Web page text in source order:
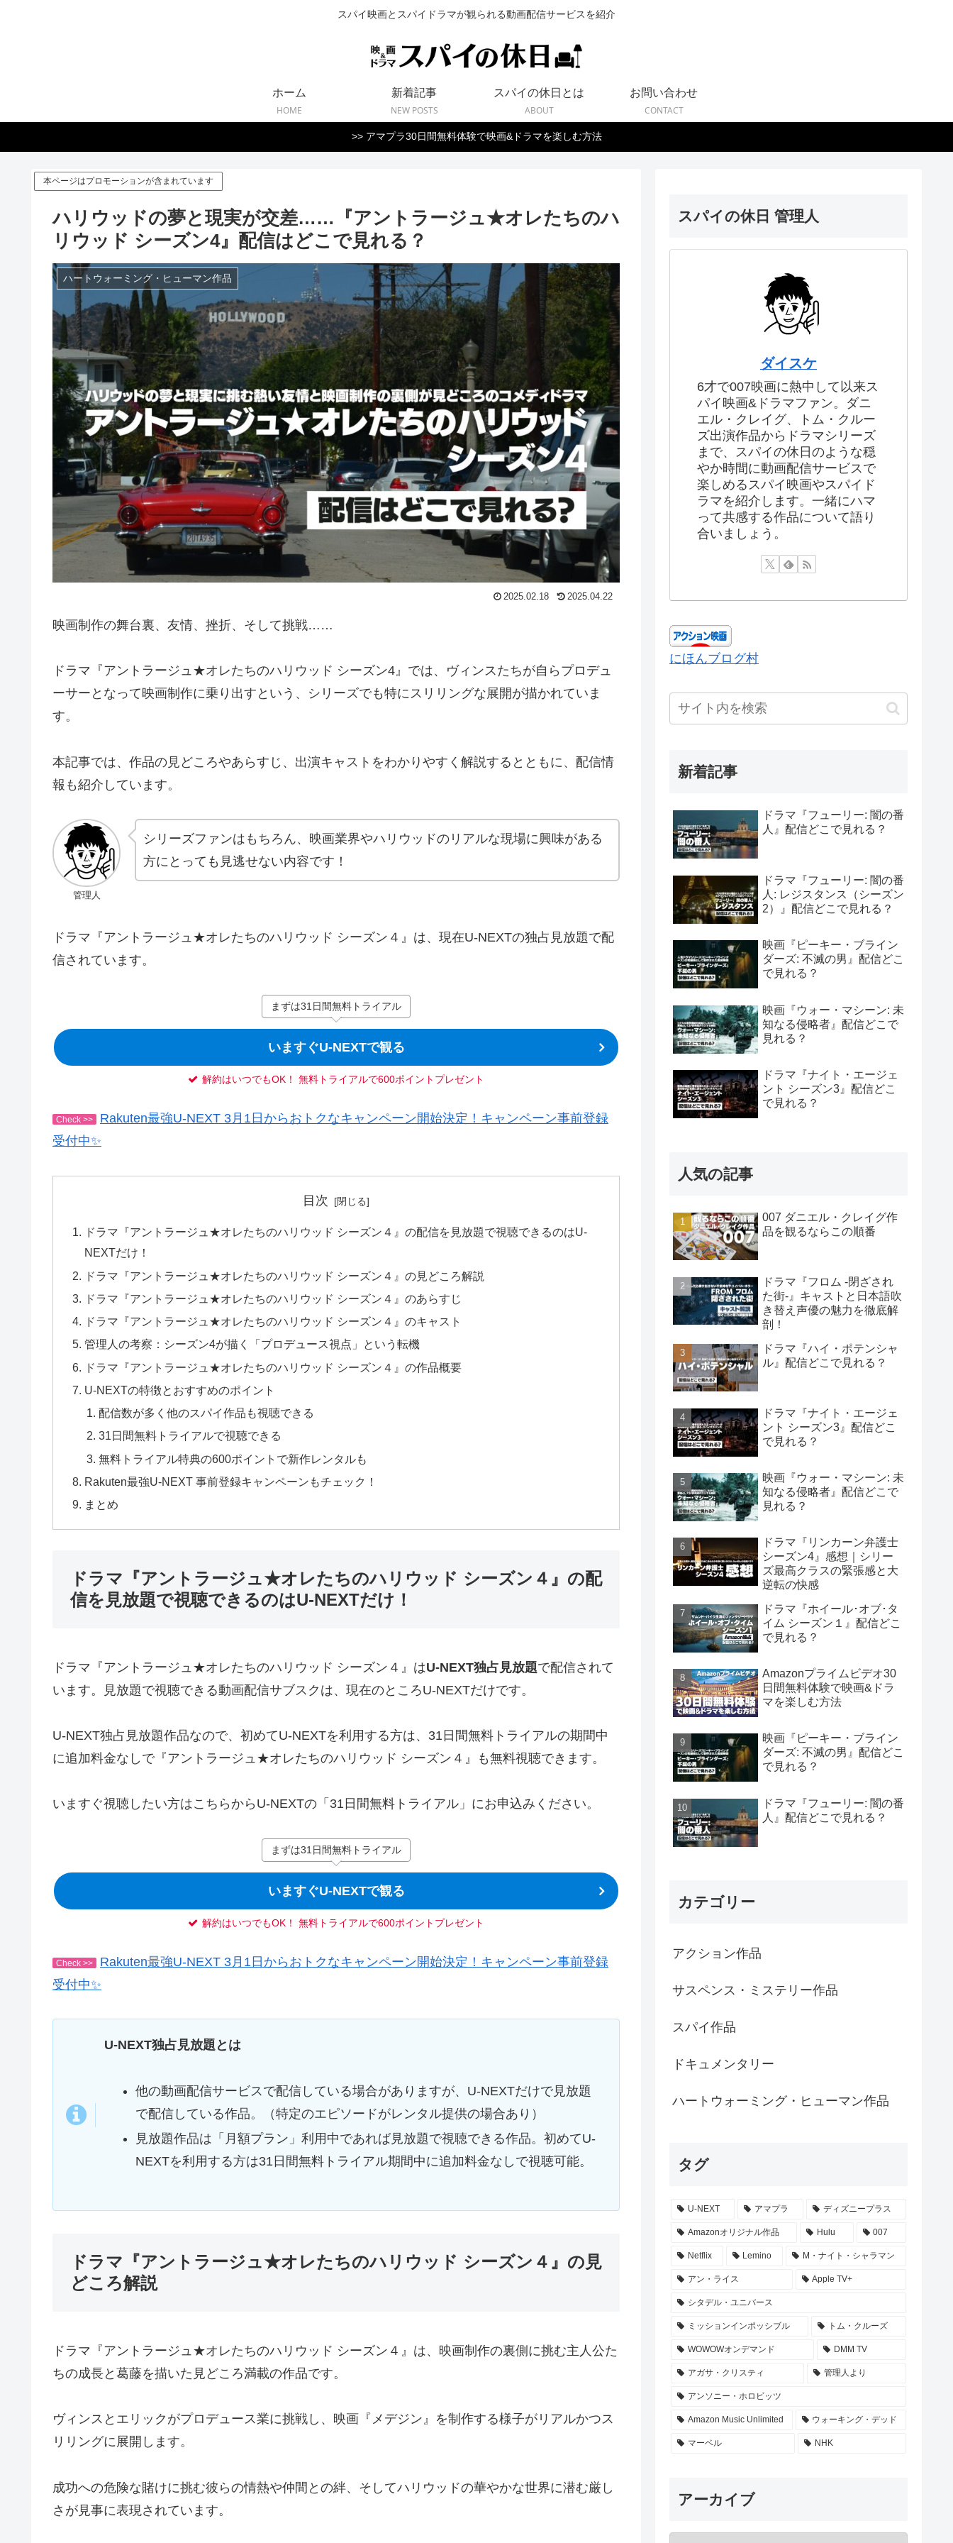
スパイ映画とスパイドラマが観られる動画配信サービスを紹介
ホーム
HOME
新着記事
NEW POSTS
スパイの休日とは
ABOUT
お問い合わせ
CONTACT
>> アマプラ30日間無料体験で映画&ドラマを楽しむ方法
本ページはプロモーションが含まれています
ハリウッドの夢と現実が交差……『アントラージュ★オレたちのハ
リウッド シーズン4』配信はどこで見れる？
ハートウォーミング・ヒューマン作品
2025.02.18 2025.04.22
映画制作の舞台裏、友情、挫折、そして挑戦……
ドラマ『アントラージュ★オレたちのハリウッド シーズン4』では、ヴィンスたちが自らプロデュ
ーサーとなって映画制作に乗り出すという、シリーズでも特にスリリングな展開が描かれていま
す。
本記事では、作品の見どころやあらすじ、出演キャストをわかりやすく解説するとともに、配信情
報も紹介しています。
管理人
シリーズファンはもちろん、映画業界やハリウッドのリアルな現場に興味がある
方にとっても見逃せない内容です！
ドラマ『アントラージュ★オレたちのハリウッド シーズン４』は、現在U-NEXTの独占見放題で配
信されています。
まずは31日間無料トライアル
いますぐU-NEXTで観る
解約はいつでもOK！ 無料トライアルで600ポイントプレゼント
Check >>
Rakuten最強U-NEXT 3月1日からおトクなキャンペーン開始決定！キャンペーン事前登録
受付中✨
目次
ドラマ『アントラージュ★オレたちのハリウッド シーズン４』の配信を見放題で視聴できるのはU-
NEXTだけ！
ドラマ『アントラージュ★オレたちのハリウッド シーズン４』の見どころ解説
ドラマ『アントラージュ★オレたちのハリウッド シーズン４』のあらすじ
ドラマ『アントラージュ★オレたちのハリウッド シーズン４』のキャスト
管理人の考察：シーズン4が描く「プロデュース視点」という転機
ドラマ『アントラージュ★オレたちのハリウッド シーズン４』の作品概要
U-NEXTの特徴とおすすめのポイント
配信数が多く他のスパイ作品も視聴できる
31日間無料トライアルで視聴できる
無料トライアル特典の600ポイントで新作レンタルも
Rakuten最強U-NEXT 事前登録キャンペーンもチェック！
まとめ
ドラマ『アントラージュ★オレたちのハリウッド シーズン４』の配
信を見放題で視聴できるのはU-NEXTだけ！
ドラマ『アントラージュ★オレたちのハリウッド シーズン４』はU-NEXT独占見放題で配信されて
います。見放題で視聴できる動画配信サブスクは、現在のところU-NEXTだけです。
U-NEXT独占見放題作品なので、初めてU-NEXTを利用する方は、31日間無料トライアルの期間中
に追加料金なしで『アントラージュ★オレたちのハリウッド シーズン４』も無料視聴できます。
いますぐ視聴したい方はこちらからU-NEXTの「31日間無料トライアル」にお申込みください。
まずは31日間無料トライアル
いますぐU-NEXTで観る
解約はいつでもOK！ 無料トライアルで600ポイントプレゼント
Check >>
Rakuten最強U-NEXT 3月1日からおトクなキャンペーン開始決定！キャンペーン事前登録
受付中✨
U-NEXT独占見放題とは
他の動画配信サービスで配信している場合がありますが、U-NEXTだけで見放題
で配信している作品。（特定のエピソードがレンタル提供の場合あり）
見放題作品は「月額プラン」利用中であれば見放題で視聴できる作品。初めてU-
NEXTを利用する方は31日間無料トライアル期間中に追加料金なしで視聴可能。
ドラマ『アントラージュ★オレたちのハリウッド シーズン４』の見
どころ解説
ドラマ『アントラージュ★オレたちのハリウッド シーズン４』は、映画制作の裏側に挑む主人公た
ちの成長と葛藤を描いた見どころ満載の作品です。
ヴィンスとエリックがプロデュース業に挑戦し、映画『メデジン』を制作する様子がリアルかつス
リリングに展開します。
成功への危険な賭けに挑む彼らの情熱や仲間との絆、そしてハリウッドの華やかな世界に潜む厳し
さが見事に表現されています。
スパイの休日 管理人
ダイスケ
6才で007映画に熱中して以来ス
パイ映画&ドラマファン。ダニ
エル・クレイグ、トム・クルー
ズ出演作品からドラマシリーズ
まで、スパイの休日のような穏
やか時間に動画配信サービスで
楽しめるスパイ映画やスパイド
ラマを紹介します。一緒にハマ
って共感する作品について語り
合いましょう。
にほんブログ村
新着記事
ドラマ『フューリー: 闇の番
人』配信どこで見れる？
ドラマ『フューリー: 闇の番
人: レジスタンス（シーズン
2）』配信どこで見れる？
映画『ピーキー・ブライン
ダーズ: 不滅の男』配信どこ
で見れる？
映画『ウォー・マシーン: 未
知なる侵略者』配信どこで
見れる？
ドラマ『ナイト・エージェ
ント シーズン3』配信どこ
で見れる？
人気の記事
007 ダニエル・クレイグ作
品を観るならこの順番
ドラマ『フロム -閉ざされ
た街-』キャストと日本語吹
き替え声優の魅力を徹底解
剖！
ドラマ『ハイ・ポテンシャ
ル』配信どこで見れる？
ドラマ『ナイト・エージェ
ント シーズン3』配信どこ
で見れる？
映画『ウォー・マシーン: 未
知なる侵略者』配信どこで
見れる？
ドラマ『リンカーン弁護士
シーズン4』感想｜シリー
ズ最高クラスの緊張感と大
逆転の快感
ドラマ『ホイール･オブ･タ
イム シーズン１』配信どこ
で見れる？
Amazonプライムビデオ30
日間無料体験で映画&ドラ
マを楽しむ方法
映画『ピーキー・ブライン
ダーズ: 不滅の男』配信どこ
で見れる？
ドラマ『フューリー: 闇の番
人』配信どこで見れる？
カテゴリー
アクション作品
サスペンス・ミステリー作品
スパイ作品
ドキュメンタリー
ハートウォーミング・ヒューマン作品
タグ
U-NEXT アマプラ ディズニープラス
Amazonオリジナル作品 Hulu 007
Netflix Lemino M・ナイト・シャラマン
アン・ライス Apple TV+
シタデル・ユニバース
ミッションインポッシブル トム・クルーズ
WOWOWオンデマンド DMM TV
アガサ・クリスティ 管理人より
アンソニー・ホロビッツ
Amazon Music Unlimited ウォーキング・デッド
マーベル NHK
アーカイブ